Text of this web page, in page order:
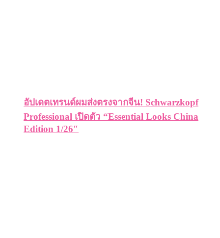
อัปเดตเทรนด์ผมส่งตรงจากจีน! Schwarzkopf
Professional เปิดตัว “Essential Looks China
Edition 1/26″